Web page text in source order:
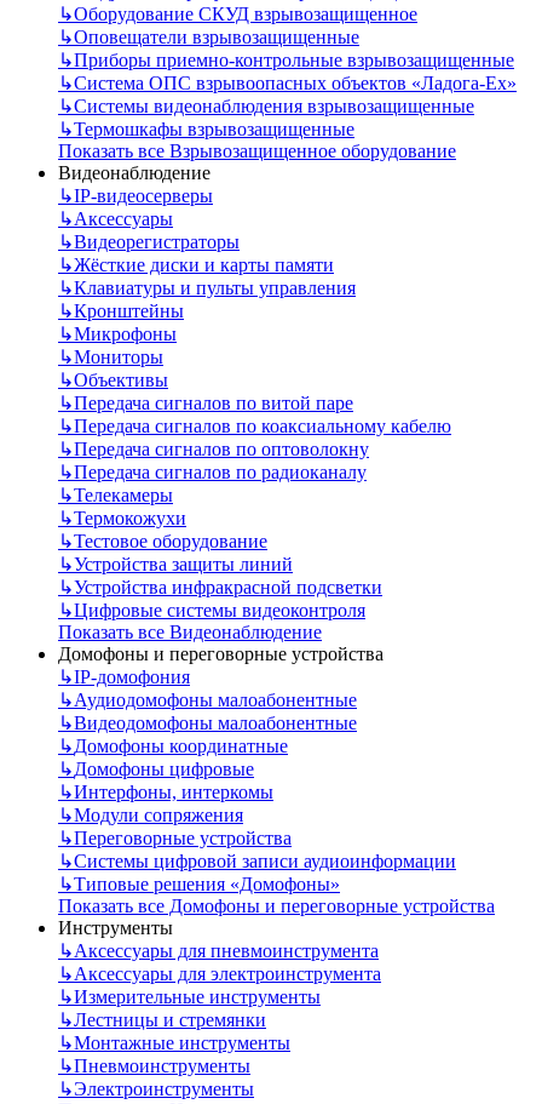
↳Оборудование СКУД взрывозащищенное
↳Оповещатели взрывозащищенные
↳Приборы приемно-контрольные взрывозащищенные
↳Система ОПС взрывоопасных объектов «Ладога-Ex»
↳Системы видеонаблюдения взрывозащищенные
↳Термошкафы взрывозащищенные
Показать все Взрывозащищенное оборудование
Видеонаблюдение
↳IP-видеосерверы
↳Аксессуары
↳Видеорегистраторы
↳Жёсткие диски и карты памяти
↳Клавиатуры и пульты управления
↳Кронштейны
↳Микрофоны
↳Мониторы
↳Объективы
↳Передача сигналов по витой паре
↳Передача сигналов по коаксиальному кабелю
↳Передача сигналов по оптоволокну
↳Передача сигналов по радиоканалу
↳Телекамеры
↳Термокожухи
↳Тестовое оборудование
↳Устройства защиты линий
↳Устройства инфракрасной подсветки
↳Цифровые системы видеоконтроля
Показать все Видеонаблюдение
Домофоны и переговорные устройства
↳IP-домофония
↳Аудиодомофоны малоабонентные
↳Видеодомофоны малоабонентные
↳Домофоны координатные
↳Домофоны цифровые
↳Интерфоны, интеркомы
↳Модули сопряжения
↳Переговорные устройства
↳Системы цифровой записи аудиоинформации
↳Типовые решения «Домофоны»
Показать все Домофоны и переговорные устройства
Инструменты
↳Аксессуары для пневмоинструмента
↳Аксессуары для электроинструмента
↳Измерительные инструменты
↳Лестницы и стремянки
↳Монтажные инструменты
↳Пневмоинструменты
↳Электроинструменты